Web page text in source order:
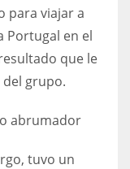
para viajar a
Portugal en el
que le
grupo.
abrumador
tuvo un